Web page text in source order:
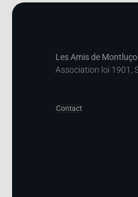
Les Amis de
Association loi 1901,
Contact